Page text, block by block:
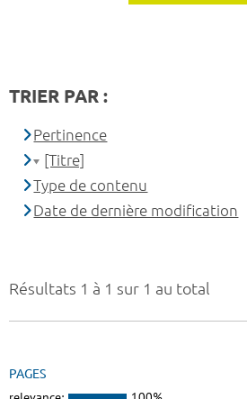
Résultats 1 à 1 sur 1 au total
PAGES
TRIER PAR :
Pertinence
[Titre]
Type de contenu
Date de dernière modification